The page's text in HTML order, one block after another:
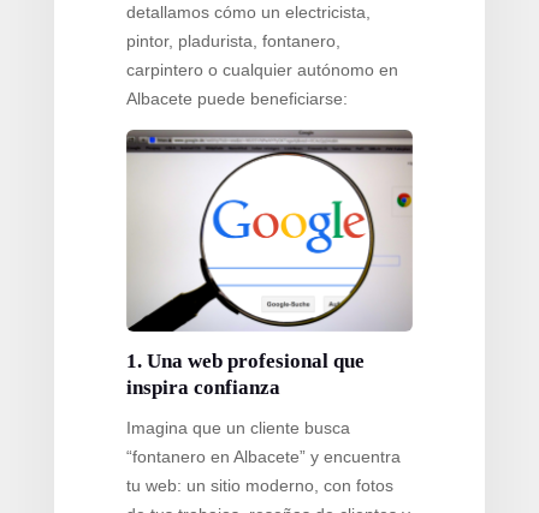
detallamos cómo un electricista,
pintor, pladurista, fontanero,
carpintero o cualquier autónomo en
Albacete puede beneficiarse:
1. Una web profesional que
inspira confianza
Imagina que un cliente busca
“fontanero en Albacete” y encuentra
tu web: un sitio moderno, con fotos